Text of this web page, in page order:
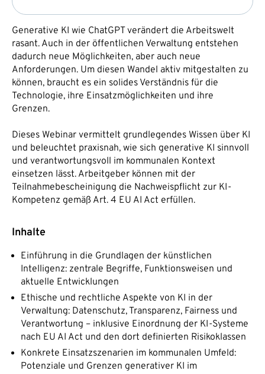
Generative KI wie ChatGPT verändert die Arbeitswelt
rasant. Auch in der öffentlichen Verwaltung entstehen
dadurch neue Möglichkeiten, aber auch neue
Anforderungen. Um diesen Wandel aktiv mitgestalten zu
können, braucht es ein solides Verständnis für die
Technologie, ihre Einsatzmöglichkeiten und ihre
Grenzen.
Dieses Webinar vermittelt grundlegendes Wissen über KI
und beleuchtet praxisnah, wie sich generative KI sinnvoll
und verantwortungsvoll im kommunalen Kontext
einsetzen lässt. Arbeitgeber können mit der
Teilnahmebescheinigung die Nachweispflicht zur KI-
Kompetenz gemäß Art. 4 EU AI Act erfüllen.
Inhalte
Einführung in die Grundlagen der künstlichen
Intelligenz: zentrale Begriffe, Funktionsweisen und
aktuelle Entwicklungen
Ethische und rechtliche Aspekte von KI in der
Verwaltung: Datenschutz, Transparenz, Fairness und
Verantwortung – inklusive Einordnung der KI-Systeme
nach EU AI Act und den dort definierten Risikoklassen
Konkrete Einsatzszenarien im kommunalen Umfeld:
Potenziale und Grenzen generativer KI im